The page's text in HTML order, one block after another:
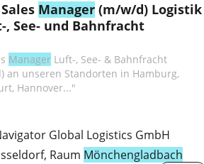
Manager (m/w/d) Logistik
, See- und Bahnfracht
Manager Luft-, See- & Bahnfracht
an unseren Standorten in Hamburg,
Hannover..."
Global Logistics GmbH
Raum Mönchengladbach